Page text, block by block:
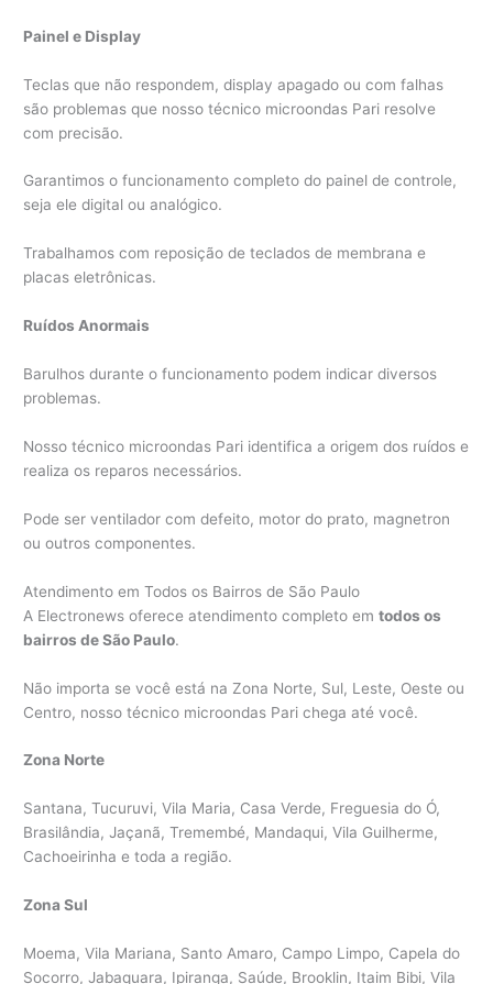
Painel e Display
Teclas que não respondem, display apagado ou com falhas
são problemas que nosso técnico microondas Pari resolve
com precisão.
Garantimos o funcionamento completo do painel de controle,
seja ele digital ou analógico.
Trabalhamos com reposição de teclados de membrana e
placas eletrônicas.
Ruídos Anormais
Barulhos durante o funcionamento podem indicar diversos
problemas.
Nosso técnico microondas Pari identifica a origem dos ruídos e
realiza os reparos necessários.
Pode ser ventilador com defeito, motor do prato, magnetron
ou outros componentes.
Atendimento em Todos os Bairros de São Paulo
A Electronews oferece atendimento completo emtodos os
bairros de São Paulo.
Não importa se você está na Zona Norte, Sul, Leste, Oeste ou
Centro, nosso técnico microondas Pari chega até você.
Zona Norte
Santana, Tucuruvi, Vila Maria, Casa Verde, Freguesia do Ó,
Brasilândia, Jaçanã, Tremembé, Mandaqui, Vila Guilherme,
Cachoeirinha e toda a região.
Zona Sul
Moema, Vila Mariana, Santo Amaro, Campo Limpo, Capela do
Socorro, Jabaquara, Ipiranga, Saúde, Brooklin, Itaim Bibi, Vila